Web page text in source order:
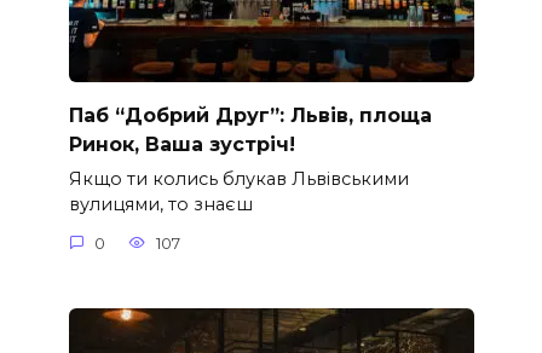
Паб “Добрий Друг”: Львів, площа
Ринок, Ваша зустріч!
Якщо ти колись блукав Львівськими
вулицями, то знаєш
0 107